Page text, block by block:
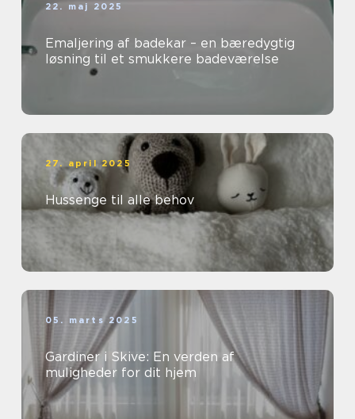
22. maj 2025
Emaljering af badekar – en bæredygtig
løsning til et smukkere badeværelse
27. april 2025
Hussenge til alle behov
05. marts 2025
Gardiner i Skive: En verden af
muligheder for dit hjem